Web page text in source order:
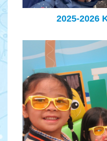
2025-2026